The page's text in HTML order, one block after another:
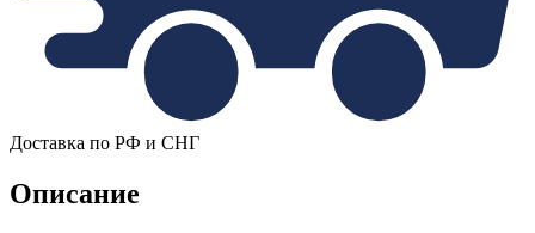
Доставка по РФ и СНГ
Описание